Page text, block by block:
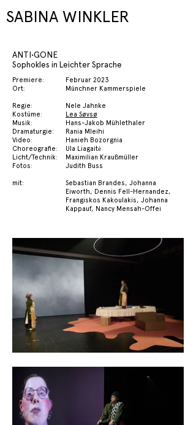
SABINA WINKLER
ANTI•GONE
Sophokles in Leichter Sprache
Premiere:
Ort:
Regie:
Kostüme:
Musik:
Dramaturgie:
Video:
Choreografie:
Licht/Technik:
Fotos:
mit:
Februar 2023
Münchner Kammerspiele
Nele Jahnke
Lea Søvsø
Hans-Jakob Mühlethaler
Rania Mleihi
Hanieh Bozorgnia
Ula Liagaitė
Maximilian Kraußmüller
Judith Buss
Sebastian Brandes, Johanna
Eiworth, Dennis Fell-Hernandez,
Frangiskos Kakoulakis, Johanna
Kappauf, Nancy Mensah-Offei